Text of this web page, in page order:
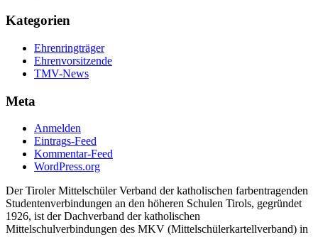
Kategorien
Ehrenringträger
Ehrenvorsitzende
TMV-News
Meta
Anmelden
Eintrags-Feed
Kommentar-Feed
WordPress.org
Der Tiroler Mittelschüler Verband der katholischen farbentragenden
Studentenverbindungen an den höheren Schulen Tirols, gegründet
1926, ist der Dachverband der katholischen
Mittelschulverbindungen des MKV (Mittelschülerkartellverband) in